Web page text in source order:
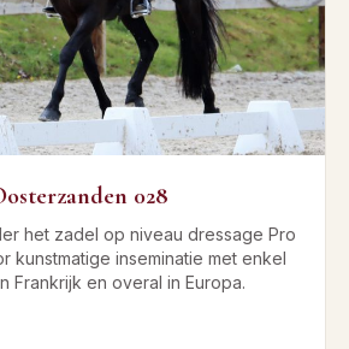
028
het zadel op niveau dressage Pro
kunstmatige inseminatie met enkel
Frankrijk en overal in Europa.